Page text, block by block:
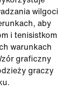
wilgoci
aby
i tenisistkom
warunkach
graficzny
graczy